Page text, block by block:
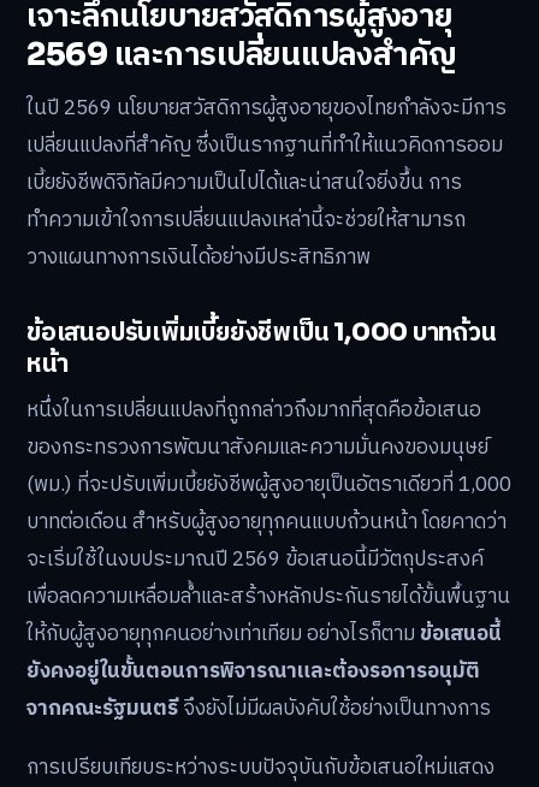
เจาะลึกนโยบายสวัสดิการผู้สูงอายุ
2569 และการเปลี่ยนแปลงสำคัญ
ในปี 2569 นโยบายสวัสดิการผู้สูงอายุของไทยกำลังจะมีการ
เปลี่ยนแปลงที่สำคัญ ซึ่งเป็นรากฐานที่ทำให้แนวคิดการออม
เบี้ยยังชีพดิจิทัลมีความเป็นไปได้และน่าสนใจยิ่งขึ้น การ
ทำความเข้าใจการเปลี่ยนแปลงเหล่านี้จะช่วยให้สามารถ
วางแผนทางการเงินได้อย่างมีประสิทธิภาพ
ข้อเสนอปรับเพิ่มเบี้ยยังชีพเป็น 1,000 บาทถ้วน
หน้า
หนึ่งในการเปลี่ยนแปลงที่ถูกกล่าวถึงมากที่สุดคือข้อเสนอ
ของกระทรวงการพัฒนาสังคมและความมั่นคงของมนุษย์
(พม.) ที่จะปรับเพิ่มเบี้ยยังชีพผู้สูงอายุเป็นอัตราเดียวที่ 1,000
บาทต่อเดือน สำหรับผู้สูงอายุทุกคนแบบถ้วนหน้า โดยคาดว่า
จะเริ่มใช้ในงบประมาณปี 2569 ข้อเสนอนี้มีวัตถุประสงค์
เพื่อลดความเหลื่อมล้ำและสร้างหลักประกันรายได้ขั้นพื้นฐาน
ให้กับผู้สูงอายุทุกคนอย่างเท่าเทียม อย่างไรก็ตาม ข้อเสนอนี้
ยังคงอยู่ในขั้นตอนการพิจารณาและต้องรอการอนุมัติ
จากคณะรัฐมนตรีจึงยังไม่มีผลบังคับใช้อย่างเป็นทางการ
การเปรียบเทียบระหว่างระบบปัจจุบันกับข้อเสนอใหม่แสดง